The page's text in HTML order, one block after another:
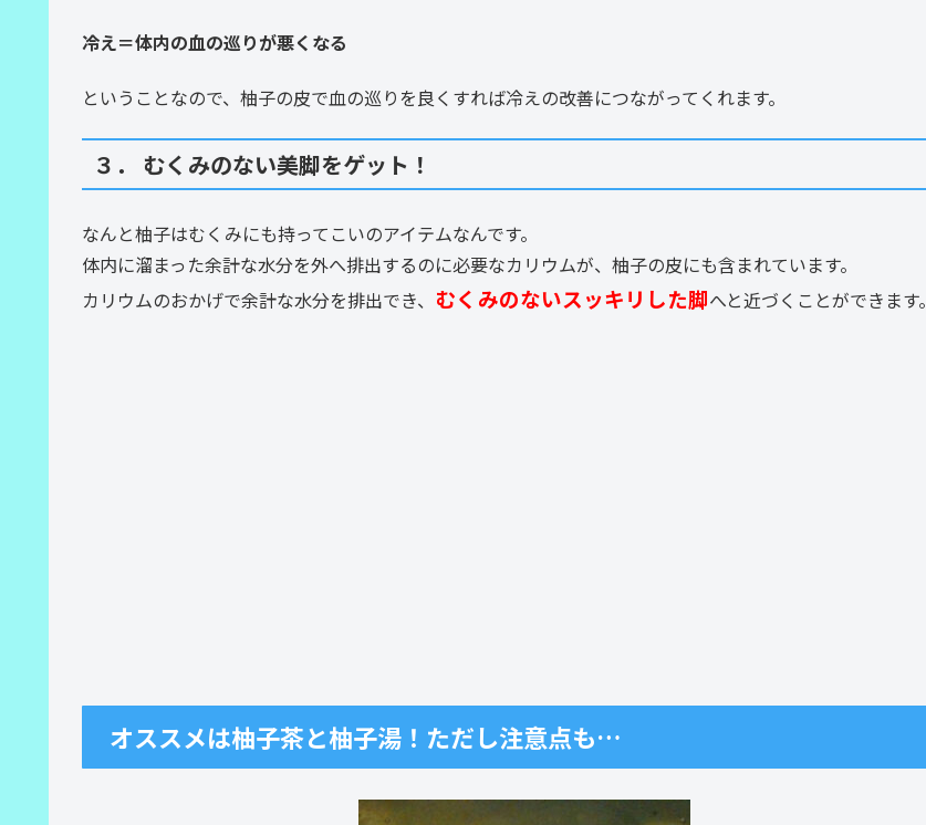
冷え＝体内の血の巡りが悪くなる
ということなので、柚子の皮で血の巡りを良くすれば冷えの改善につながってくれます。
３． むくみのない美脚をゲット！
なんと柚子はむくみにも持ってこいのアイテムなんです。
体内に溜まった余計な水分を外へ排出するのに必要なカリウムが、柚子の皮にも含まれています。
カリウムのおかげで余計な水分を排出でき、 むくみのないスッキリした脚へと近づくことができます。
オススメは柚子茶と柚子湯！ただし注意点も…